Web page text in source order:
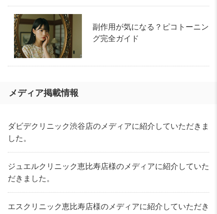
副作用が気になる？ピコトーニン
グ完全ガイド
メディア掲載情報
ダビデクリニック渋谷店のメディアに紹介していただきま
した。
ジュエルクリニック恵比寿店様のメディアに紹介していた
だきました。
エスクリニック恵比寿店様のメディアに紹介していただき